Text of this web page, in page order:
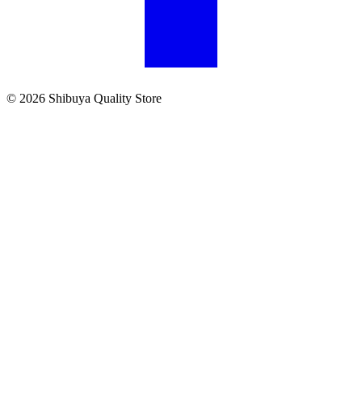
© 2026 Shibuya Quality Store